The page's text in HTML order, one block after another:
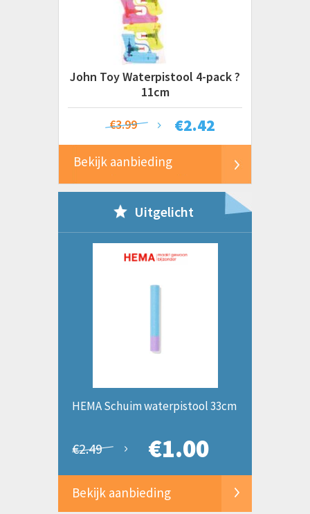
John Toy Waterpistool 4-pack ?
11cm
€2.42
€3.99
Bekijk aanbieding
Uitgelicht
HEMA Schuim waterpistool 33cm
€2.49 €1.00
Bekijk aanbieding